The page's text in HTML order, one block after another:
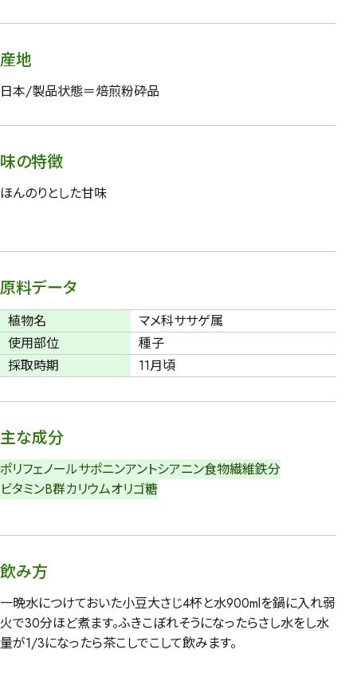
産地
日本/製品状態＝焙煎粉砕品
味の特徴
ほんのりとした甘味
原料データ
植物名
マメ科ササゲ属
使用部位
種子
採取時期
11月頃
主な成分
ポリフェノールサポニンアントシアニン食物繊維鉄分
ビタミンB群カリウムオリゴ糖
飲み方
一晩水につけておいた小豆大さじ4杯と水900mlを鍋に入れ弱
火で30分ほど煮ます。ふきこぼれそうになったらさし水をし水
量が1/3になったら茶こしでこして飲みます。